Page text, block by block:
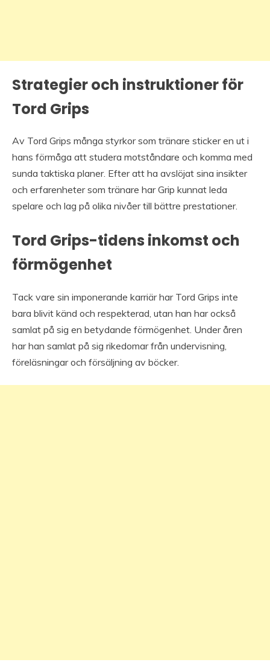
Strategier och instruktioner för
Tord Grips
Av Tord Grips många styrkor som tränare sticker en ut i
hans förmåga att studera motståndare och komma med
sunda taktiska planer. Efter att ha avslöjat sina insikter
och erfarenheter som tränare har Grip kunnat leda
spelare och lag på olika nivåer till bättre prestationer.
Tord Grips-tidens inkomst och
förmögenhet
Tack vare sin imponerande karriär har Tord Grips inte
bara blivit känd och respekterad, utan han har också
samlat på sig en betydande förmögenhet. Under åren
har han samlat på sig rikedomar från undervisning,
föreläsningar och försäljning av böcker.